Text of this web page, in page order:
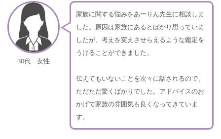
30代 女性
家族に関する悩みをあーりん先生に相談しま
した。原因は家族にあるとばかり思っていま
したが、考えを変えさせらえるような鑑定を
うけることができました。
伝えてもいないことを次々に話されるので、
ただただ驚くばかりでした。アドバイスのお
かげで家族の雰囲気も良くなってきていま
す。